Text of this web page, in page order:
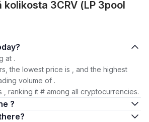
3CRV (LP 3pool
much is today?
at .
the lowest price is , and the highest
volume of .
, ranking it # among all cryptocurrencies.
?
are there?